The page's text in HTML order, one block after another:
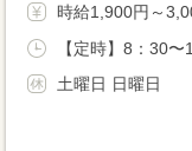
時給1,900円～
【定時】8：30
土曜日 日曜日